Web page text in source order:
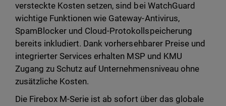
versteckte Kosten setzen, sind bei WatchGuard
wichtige Funktionen wie Gateway-Antivirus,
SpamBlocker und Cloud-Protokollspeicherung
bereits inkludiert. Dank vorhersehbarer Preise und
integrierter Services erhalten MSP und KMU
Zugang zu Schutz auf Unternehmensniveau ohne
zusätzliche Kosten.
Die Firebox M-Serie ist ab sofort über das globale